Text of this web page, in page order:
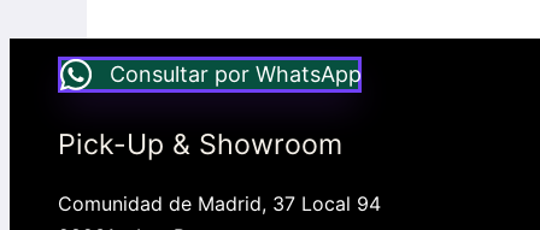
Consultar por WhatsApp
Pick-Up & Showroom
Comunidad de Madrid, 37 Local 94